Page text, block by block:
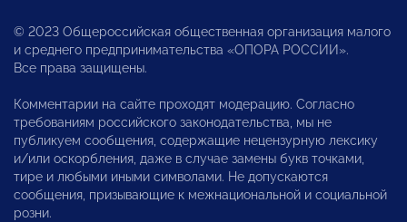
© 2023 Общероссийская общественная организация малого
и среднего предпринимательства «ОПОРА РОССИИ».
Все права защищены.
Комментарии на сайте проходят модерацию. Согласно
требованиям российского законодательства, мы не
публикуем сообщения, содержащие нецензурную лексику
и/или оскорбления, даже в случае замены букв точками,
тире и любыми иными символами. Не допускаются
сообщения, призывающие к межнациональной и социальной
розни.